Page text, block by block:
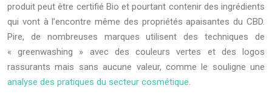
produit peut être certifié Bio et pourtant contenir des ingrédients
qui vont à l’encontre même des propriétés apaisantes du CBD.
Pire, de nombreuses marques utilisent des techniques de
« greenwashing » avec des couleurs vertes et des logos
rassurants mais sans aucune valeur, comme le souligne une
analyse des pratiques du secteur cosmétique.